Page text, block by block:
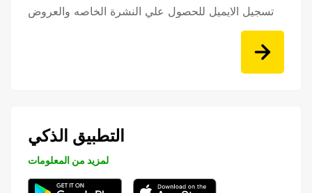
تسجيل الايميل للحصول علي النشرة الخاصه والعروض
التطبيق الذكي
لمزيد من المعلومات